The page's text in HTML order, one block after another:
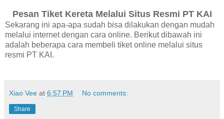
Pesan Tiket Kereta Melalui Situs Resmi PT KAI
Sekarang ini apa-apa sudah bisa dilakukan dengan mudah
melalui internet dengan cara online. Berikut dibawah ini
adalah beberapa cara membeli tiket online melalui situs
resmi PT KAI.
Xiao Vee at 6:57 PM No comments:
Share